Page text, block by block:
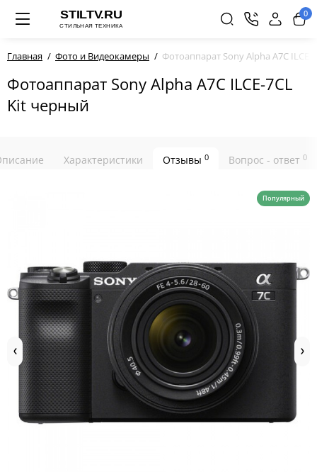
0
Главная Фото и Видеокамеры Фотоаппарат Sony Alpha A7C
Фотоаппарат Sony Alpha A7C ILCE-7CL
Kit черный
Характеристики Отзывы 0 Вопрос - ответ 0
Популярный